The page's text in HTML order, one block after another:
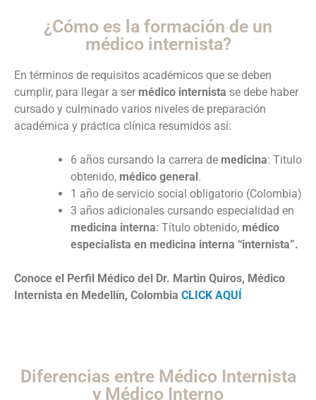
¿Cómo es la formación de un
médico internista?
En términos de requisitos académicos que se deben
cumplir, para llegar a ser médico internista se debe haber
cursado y culminado varios niveles de preparación
académica y práctica clínica resumidos así:
6 años cursando la carrera de medicina: Titulo
obtenido, médico general.
1 año de servicio social obligatorio (Colombia)
3 años adicionales cursando especialidad en
medicina interna: Título obtenido, médico
especialista en medicina interna “internista”.
Conoce el Perfil Médico del Dr. Martin Quiros, Médico
Internista en Medellín, Colombia CLICK AQUÍ
Diferencias entre Médico Internista
y Médico Interno